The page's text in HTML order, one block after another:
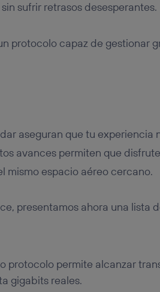
sufrir retrasos desesperantes.
protocolo capaz de gestionar
aseguran que tu experiencia
avances permiten que
mismo espacio aéreo cercano.
presentamos ahora una lista
protocolo permite alcanzar
gigabits reales.